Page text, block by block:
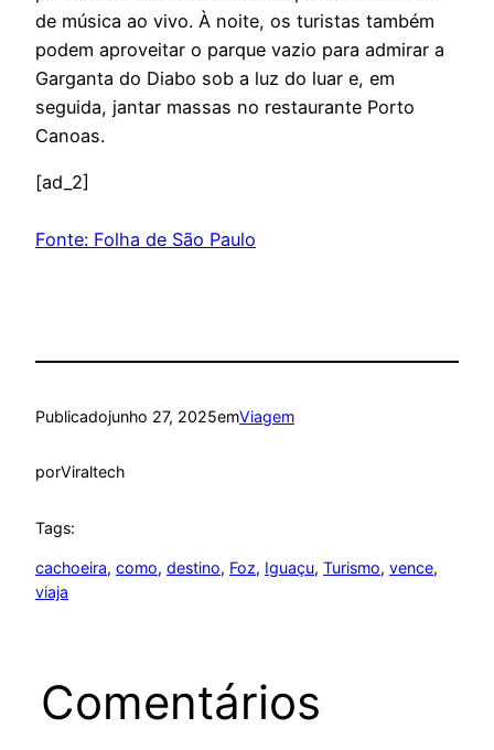
de música ao vivo. À noite, os turistas também
podem aproveitar o parque vazio para admirar a
Garganta do Diabo sob a luz do luar e, em
seguida, jantar massas no restaurante Porto
Canoas.
[ad_2]
Fonte: Folha de São Paulo
Publicadojunho 27, 2025emViagem
porViraltech
Tags:
cachoeira, como, destino, Foz, Iguaçu, Turismo, vence
viaja
Comentários